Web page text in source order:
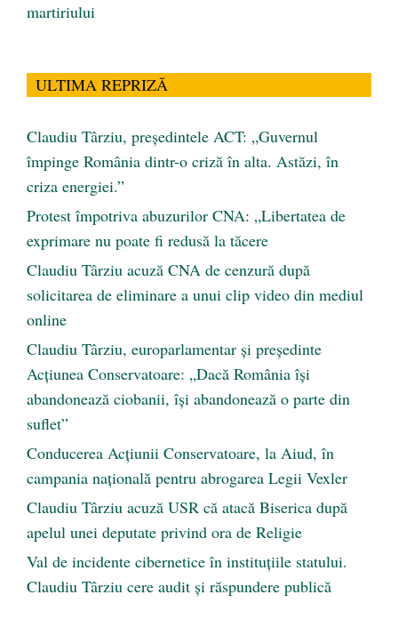
martiriului
ULTIMA REPRIZĂ
Claudiu Târziu, președintele ACT: „Guvernul
împinge România dintr-o criză în alta. Astăzi, în
criza energiei.”
Protest împotriva abuzurilor CNA: „Libertatea de
exprimare nu poate fi redusă la tăcere
Claudiu Târziu acuză CNA de cenzură după
solicitarea de eliminare a unui clip video din mediul
online
Claudiu Târziu, europarlamentar și președinte
Acțiunea Conservatoare: „Dacă România își
abandonează ciobanii, își abandonează o parte din
suflet”
Conducerea Acțiunii Conservatoare, la Aiud, în
campania națională pentru abrogarea Legii Vexler
Claudiu Târziu acuză USR că atacă Biserica după
apelul unei deputate privind ora de Religie
Val de incidente cibernetice în instituțiile statului.
Claudiu Târziu cere audit și răspundere publică